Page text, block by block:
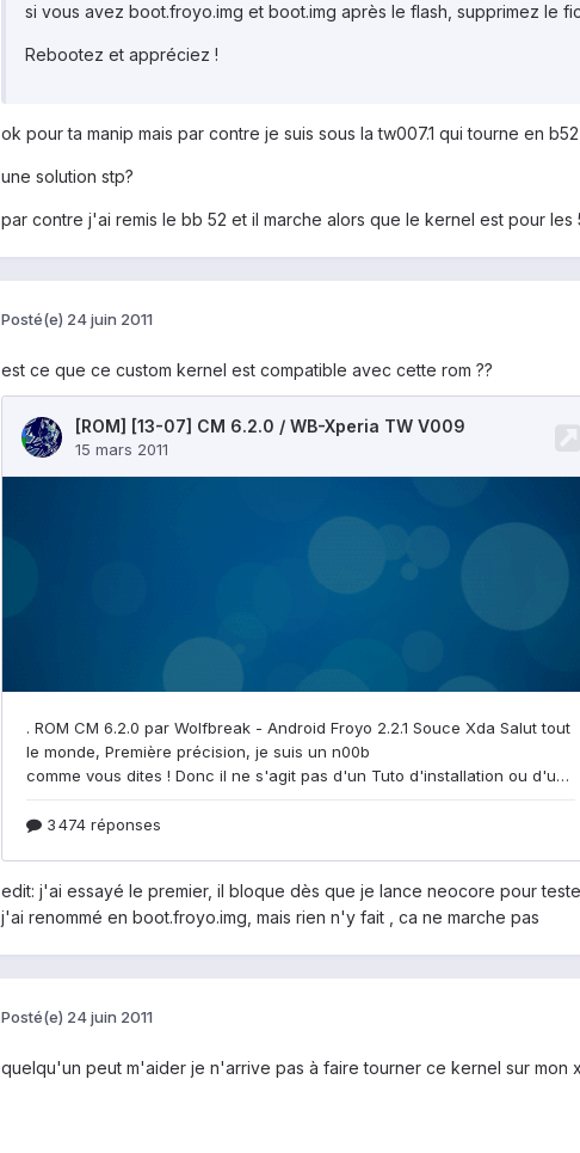
si vous avez boot.froyo.img et boot.img après le flash, supprimez le
Rebootez et appréciez !
ok pour ta manip mais par contre je suis sous la tw007.1 qui tourne en
une solution stp?
par contre j'ai remis le bb 52 et il marche alors que le kernel est pour
Posté(e) 24 juin 2011
est ce que ce custom kernel est compatible avec cette rom ??
edit: j'ai essayé le premier, il bloque dès que je lance neocore pour
j'ai renommé en boot.froyo.img, mais rien n'y fait , ca ne marche pas
Posté(e) 24 juin 2011
quelqu'un peut m'aider je n'arrive pas à faire tourner ce kernel sur mon